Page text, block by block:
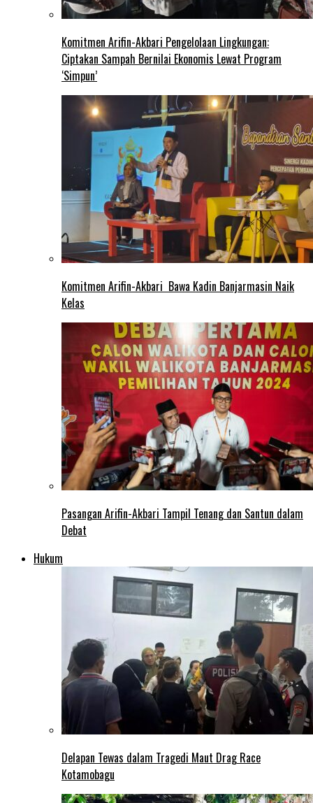
Komitmen Arifin-Akbari Pengelolaan Lingkungan:
Ciptakan Sampah Bernilai Ekonomis Lewat Program
‘Simpun’
Komitmen Arifin-Akbari Bawa Kadin Banjarmasin Naik
Kelas
Pasangan Arifin-Akbari Tampil Tenang dan Santun dalam
Debat
Hukum
Delapan Tewas dalam Tragedi Maut Drag Race
Kotamobagu